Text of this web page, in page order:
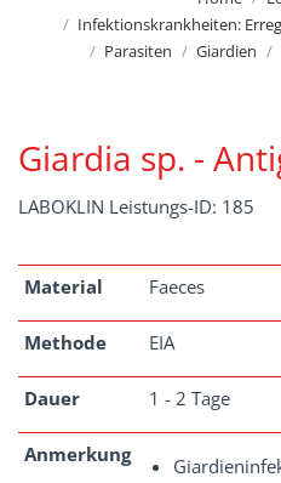
Infektionskrankheiten:
Parasiten
Giardien
Giardia sp. -
LABOKLIN Leistungs-ID: 185
Material Faeces
Methode EIA
Dauer 1 - 2 Tage
Anmerkung